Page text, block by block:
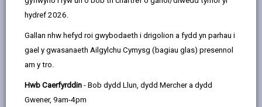
hydref 2026.
Gallan nhw hefyd roi gwybodaeth i drigolion a fydd yn parhau i
gael y gwasanaeth Ailgylchu Cymysg (bagiau glas) presennol
am y tro.
Hwb Caerfyrddin - Bob dydd Llun, dydd Mercher a dydd
Gwener, 9am-4pm
Diweddarwyd y dudalen ar: 26/05/2026
by
share
this
on
share
this
on
Mae modd edrych ar y gofrestr etholiadol o dan
oruchwyliaeth ac mae'n cynnwys enwau pawb sydd